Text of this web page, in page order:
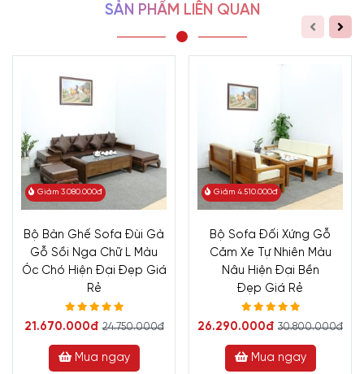
SẢN PHẨM LIÊN QUAN
Giảm 3.080.000đ
Bộ Bàn Ghế Sofa Đùi Gà
Gỗ Sồi Nga Chữ L Màu
Óc Chó Hiện Đại Đẹp Giá
Rẻ
21.670.000đ 24.750.000đ
Mua ngay
Giảm 4.510.000đ
Bộ Sofa Đối Xứng Gỗ
Căm Xe Tự Nhiên Màu
Nâu Hiện Đại Bền
Đẹp Giá Rẻ
26.290.000đ 30.800.000đ
Mua ngay